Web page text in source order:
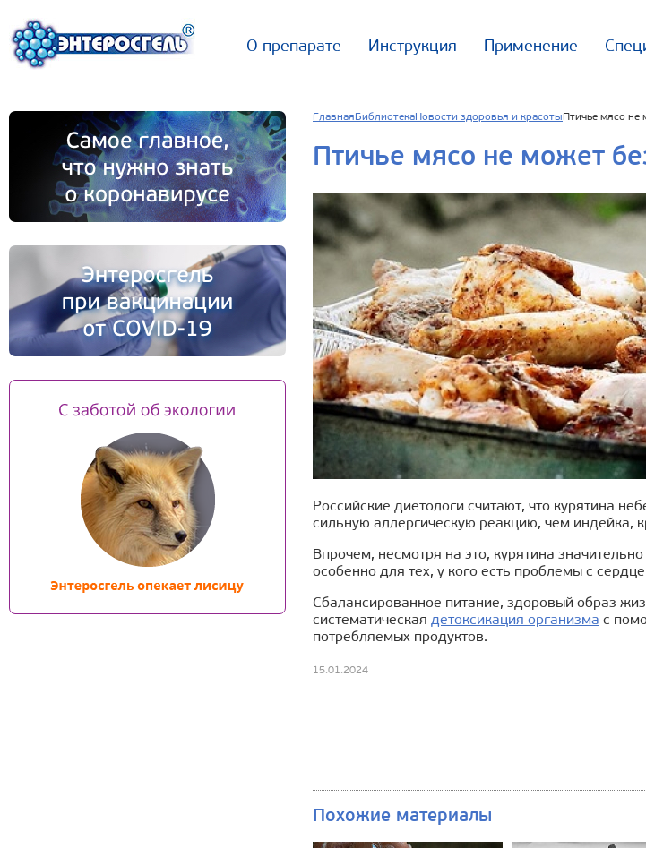
О препарате Инструкция Применение
Главная БиблиотекаНовости здоровья и красоты Птичье мясо не
Птичье мясо не может
Российские диетологи считают, что курятина
сильную аллергическую реакцию, чем индейка,
Впрочем, несмотря на это, курятина
особенно для тех, у кого есть проблемы с
Сбалансированное питание, здоровый образ
систематическая детоксикация организма с
потребляемых продуктов.
15.01.2024
Похожие материалы